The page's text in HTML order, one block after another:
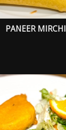
PANEER MIRCHI